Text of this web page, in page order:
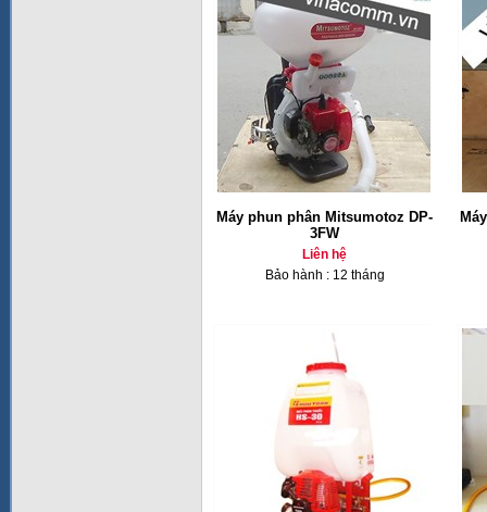
Máy phun phân Mitsumotoz DP-
3FW
Liên hệ
Bảo hành : 12 tháng